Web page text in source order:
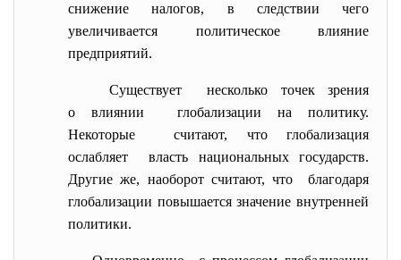
снижение налогов, в следствии чего
увеличивается политическое влияние
предприятий.
Существует несколько точек зрения
о влиянии глобализации на политику.
Некоторые считают, что глобализация
ослабляет власть национальных государств.
Другие же, наоборот считают, что благодаря
глобализации повышается значение внутренней
политики.